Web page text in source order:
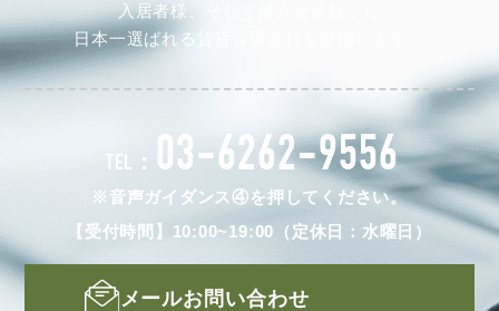
入居者様、そして仲介会社様から
日本一選ばれる賃貸管理会社を目指します。
TEL： 03-6262-9556
※音声ガイダンス④を押してください。
【受付時間】10:00~19:00（定休日：水曜日）
メールお問い合わせ